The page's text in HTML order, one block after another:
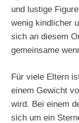
und lustige
wenig kindlicher
sich an diesem
gemeinsame
Für viele Eltern
einem Gewicht
wird. Bei einem
sich um ein